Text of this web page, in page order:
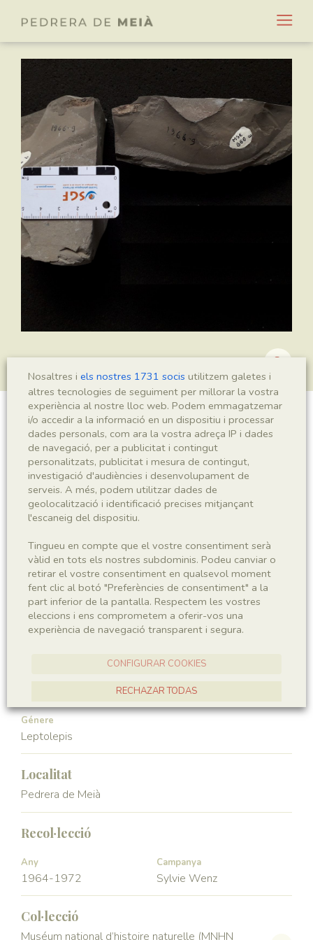
Leptolepis sp.
Sigla
MSE 866 a-b
Taxonomia
Regne
Animalia
Phyllum
Chordata
Subphyllum
Vertebrata
Classe
Actinopterygii
Leptolepidae
Génere
Leptolepis
Localitat
Pedrera de Meià
Recol·lecció
Any
1964-1972
Campanya
Sylvie Wenz
Col·lecció
Muséum national d’histoire naturelle (MNHN
Nosaltres i els nostres 1731 socis utilitzem galetes i
altres tecnologies de seguiment per millorar la vostra
experiència al nostre lloc web. Podem emmagatzemar
i/o accedir a la informació en un dispositiu i processar
dades personals, com ara la vostra adreça IP i dades
de navegació, per a publicitat i contingut
personalitzats, publicitat i mesura de contingut,
investigació d'audiències i desenvolupament de
serveis. A més, podem utilitzar dades de
geolocalització i identificació precises mitjançant
l'escaneig del dispositiu.
Tingueu en compte que el vostre consentiment serà
vàlid en tots els nostres subdominis. Podeu canviar o
retirar el vostre consentiment en qualsevol moment
fent clic al botó "Preferències de consentiment" a la
part inferior de la pantalla. Respectem les vostres
eleccions i ens comprometem a oferir-vos una
experiència de navegació transparent i segura.
CONFIGURAR COOKIES
RECHAZAR TODAS
ACCEPTAR TOTES